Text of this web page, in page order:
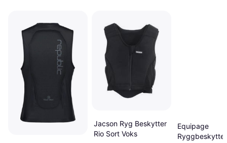
Jacson Ryg Beskytter
Rio Sort Voks
Equipage